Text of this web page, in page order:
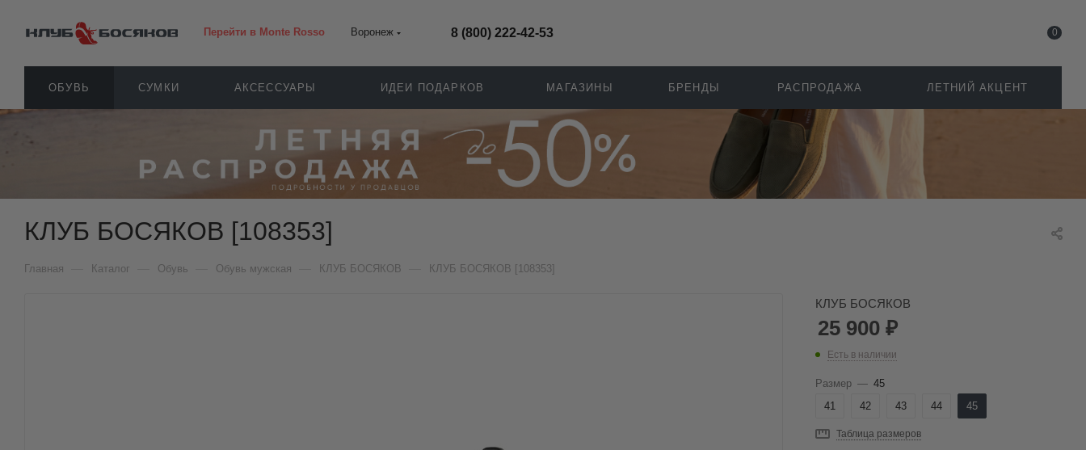
Перейти в Monte Rosso Воронеж 8 (800) 222-42-53 0
ОБУВЬ СУМКИ АКСЕССУАРЫ ИДЕИ ПОДАРКОВ МАГАЗИНЫ БРЕНДЫ РАСПРОДАЖА ЛЕТНИЙ АКЦЕНТ
КЛУБ БОСЯКОВ [108353]
Главная Каталог Обувь Обувь мужская КЛУБ БОСЯКОВ КЛУБ БОСЯКОВ [108353]
КЛУБ БОСЯКОВ
25 900 ₽
Есть в наличии
Размер — 45
41
42 43 44 45
Таблица размеров